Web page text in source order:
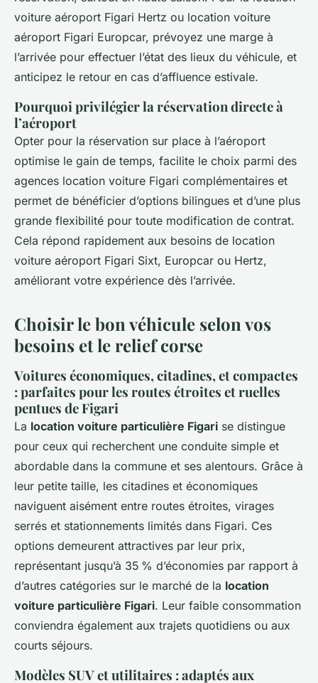
voiture aéroport Figari Hertz ou location voiture
aéroport Figari Europcar, prévoyez une marge à
l’arrivée pour effectuer l’état des lieux du véhicule, et
anticipez le retour en cas d’affluence estivale.
Pourquoi privilégier la réservation directe à
l’aéroport
Opter pour la réservation sur place à l’aéroport
optimise le gain de temps, facilite le choix parmi des
agences location voiture Figari complémentaires et
permet de bénéficier d’options bilingues et d’une plus
grande flexibilité pour toute modification de contrat.
Cela répond rapidement aux besoins de location
voiture aéroport Figari Sixt, Europcar ou Hertz,
améliorant votre expérience dès l’arrivée.
Choisir le bon véhicule selon vos
besoins et le relief corse
Voitures économiques, citadines, et compactes
: parfaites pour les routes étroites et ruelles
pentues de Figari
La location voiture particulière Figari se distingue
pour ceux qui recherchent une conduite simple et
abordable dans la commune et ses alentours. Grâce à
leur petite taille, les citadines et économiques
naviguent aisément entre routes étroites, virages
serrés et stationnements limités dans Figari. Ces
options demeurent attractives par leur prix,
représentant jusqu’à 35 % d’économies par rapport à
d’autres catégories sur le marché de la location
voiture particulière Figari. Leur faible consommation
conviendra également aux trajets quotidiens ou aux
courts séjours.
Modèles SUV et utilitaires : adaptés aux